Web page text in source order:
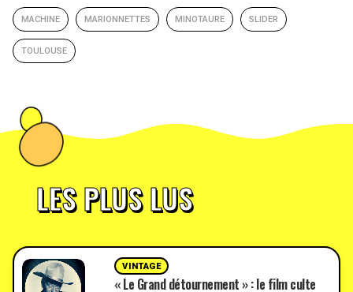
MACHINE MARIONNETTES MINOTAURE SLIDER
TOULOUSE
LES PLUS LUS
VINTAGE
« Le Grand détournement » : le film culte